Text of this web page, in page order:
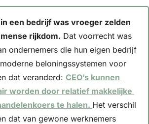
een bedrijf was vroeger zelden
rijkdom. Dat voorrecht was
ondernemers die hun eigen bedrijf
beloningssystemen voor
dat veranderd: CEO’s kunnen
worden door relatief makkelijke
te halen. Het verschil
dat van gewone werknemers